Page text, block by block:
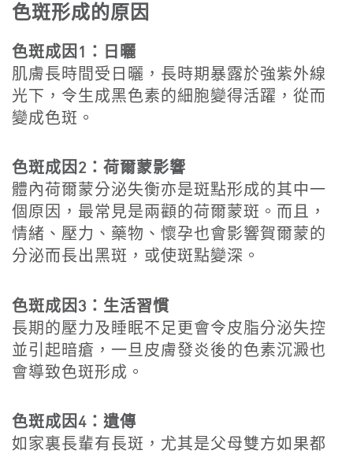
色斑形成的原因
色斑成因1：日曬
肌膚長時間受日曬，長時期暴露於強紫外線
光下，令生成黑色素的細胞變得活躍，從而
變成色斑。
色斑成因2：荷爾蒙影響
體內荷爾蒙分泌失衡亦是斑點形成的其中一
個原因，最常見是兩顴的荷爾蒙斑。而且，
情緒、壓力、藥物、懷孕也會影響賀爾蒙的
分泌而長出黑斑，或使斑點變深。
色斑成因3：生活習慣
長期的壓力及睡眠不足更會令皮脂分泌失控
並引起暗瘡，一旦皮膚發炎後的色素沉澱也
會導致色斑形成。
色斑成因4：遺傳
如家裏長輩有長斑，尤其是父母雙方如果都